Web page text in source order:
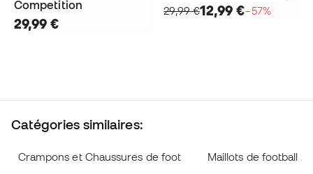
Competition
29,99 €
29,99 €12,99 €−57%
Catégories similaires:
Crampons et Chaussures de foot Maillots de football